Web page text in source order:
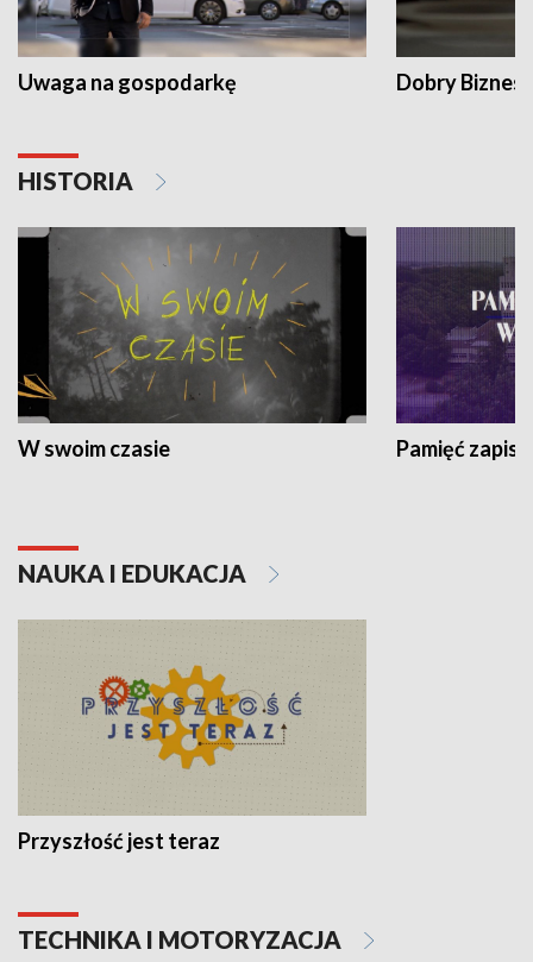
Uwaga na gospodarkę Dobry Biznes
HISTORIA
W swoim czasie Pamięć
NAUKA I EDUKACJA
Przyszłość jest teraz
TECHNIKA I MOTORYZACJA